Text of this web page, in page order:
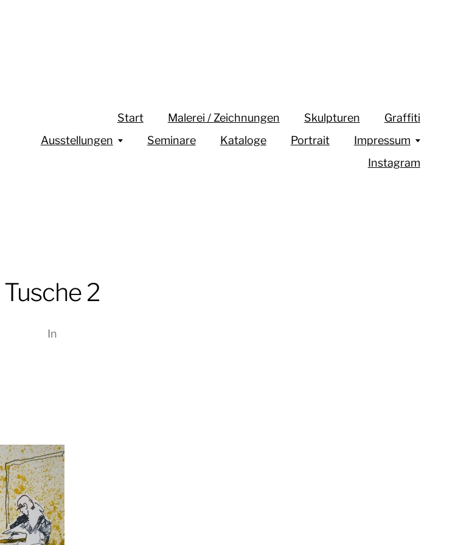
Start Malerei / Zeichnungen Skulpturen
Graffiti
Ausstellungen
Seminare Kataloge Portrait
Impressum
Instagram
Tusche 2
In